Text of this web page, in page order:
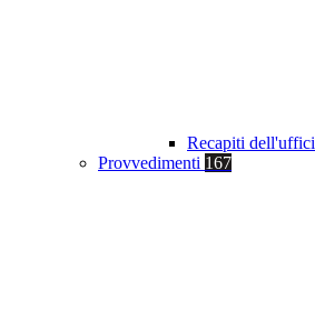
Recapiti
Provvedimenti 167